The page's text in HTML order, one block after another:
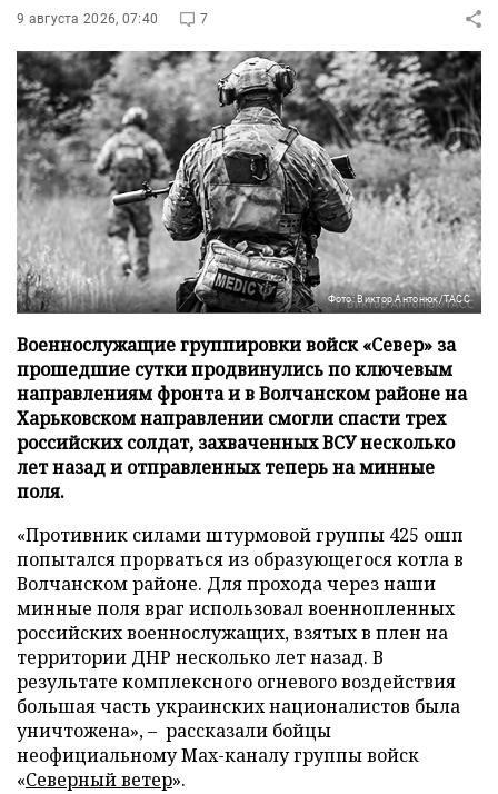
9 августа 2026, 07:40 7
Фото: Виктор Антонюк/ТАСС
Военнослужащие группировки войск «Север» за
прошедшие сутки продвинулись по ключевым
направлениям фронта и в Волчанском районе на
Харьковском направлении смогли спасти трех
российских солдат, захваченных ВСУ несколько
лет назад и отправленных теперь на минные
поля.
«Противник силами штурмовой группы 425 ошп
попытался прорваться из образующегося котла в
Волчанском районе. Для прохода через наши
минные поля враг использовал военнопленных
российских военнослужащих, взятых в плен на
территории ДНР несколько лет назад. В
результате комплексного огневого воздействия
большая часть украинских националистов была
уничтожена», – рассказали бойцы
неофициальному Max-каналу группы войск
«Северный ветер».